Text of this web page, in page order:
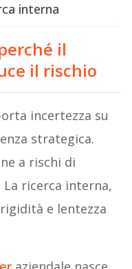
interna
il
il rischio
incertezza su
strategica.
a rischi di
ricerca interna,
e lentezza